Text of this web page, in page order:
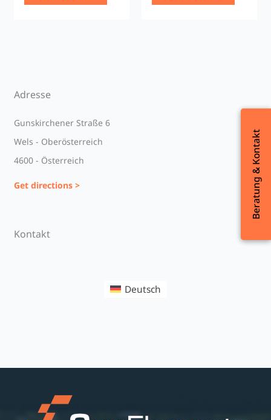
Adresse
Gunskirchener Straße 6
Wels - Oberösterreich
4600 - Österreich
Get directions >
Kontakt
Beratung & Kontakt
Deutsch
Beratung & Kontakt